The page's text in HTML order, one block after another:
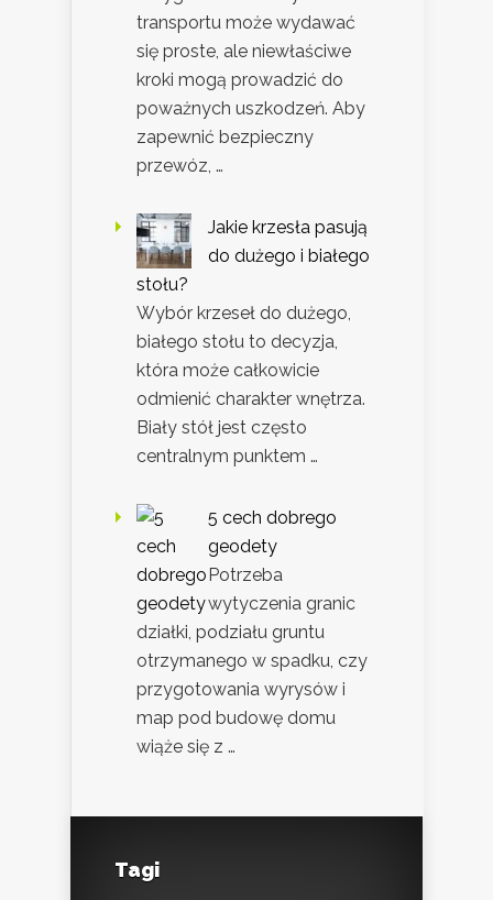
transportu może wydawać
się proste, ale niewłaściwe
kroki mogą prowadzić do
poważnych uszkodzeń. Aby
zapewnić bezpieczny
przewóz, …
Jakie krzesła pasują
do dużego i białego
stołu?
Wybór krzeseł do dużego,
białego stołu to decyzja,
która może całkowicie
odmienić charakter wnętrza.
Biały stół jest często
centralnym punktem …
5 cech dobrego
geodety
Potrzeba
wytyczenia granic
działki, podziału gruntu
otrzymanego w spadku, czy
przygotowania wyrysów i
map pod budowę domu
wiąże się z …
Tagi